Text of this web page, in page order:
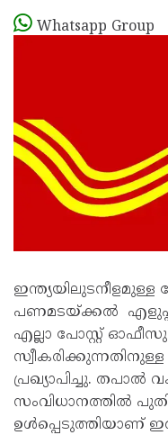
Whatsapp Group
പണമടയ്ക്കൽ
എല്ലാ പോസ്റ്റ്
പ്രഖ്യാപിച്ചു. തപാൽ
സംവിധാനത്തിൽ
ഉൾപ്പെടുത്തിയാണ്